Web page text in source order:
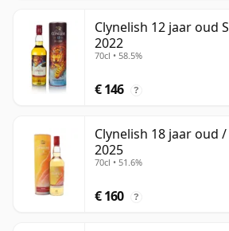
Clynelish 12 jaar oud
2022
70cl • 58.5%
€ 146 ?
Clynelish 18 jaar oud /
2025
70cl • 51.6%
€ 160 ?